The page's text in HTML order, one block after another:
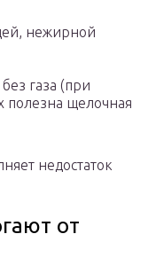
нежирной
газа (при
полезна щелочная
недостаток
от